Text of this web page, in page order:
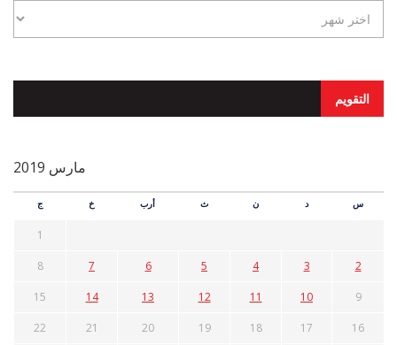
التقويم
مارس 2019
س د ن ث أرب خ ج
1
2
3
4
5
6
7
8
9
10
11
12
13
14
15
16
17
18
19
20
21
22